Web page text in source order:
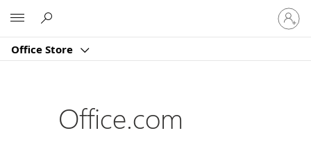
Office Store
Prijavite
se
na
Office.com